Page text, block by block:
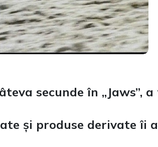
secunde în „Jaws”,
și produse derivate îi